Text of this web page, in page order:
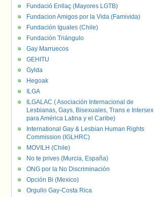
Fundació Enllaç (Mayores LGTB)
Fundacion Amigos por la Vida (Famivida)
Fundación Iguales (Chile)
Fundación Triángulo
Gay Marruecos
GEHITU
Gylda
Hegoak
ILGA
ILGALAC ( Asociación Internacional de
Lesbianas, Gays, Bisexuales, Trans e Intersex
para América Latina y el Caribe)
International Gay & Lesbian Human Rights
Commission (IGLHRC)
MOVILH (Chile)
No te prives (Murcia, España)
ONG por la No Discriminación
Opción Bi (Mexico)
Orgullo Gay-Costa Rica